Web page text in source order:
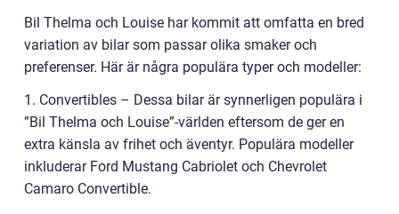
Bil Thelma och Louise har kommit att omfatta en bred
variation av bilar som passar olika smaker och
preferenser. Här är några populära typer och modeller:
1. Convertibles – Dessa bilar är synnerligen populära i
”Bil Thelma och Louise”-världen eftersom de ger en
extra känsla av frihet och äventyr. Populära modeller
inkluderar Ford Mustang Cabriolet och Chevrolet
Camaro Convertible.